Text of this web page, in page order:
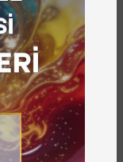
yerel
ve mali
rolünün
2012 yılında
ve “Zeugma
Yeraltı Su
Geçici